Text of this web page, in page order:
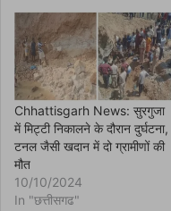
k
O
p
e
n
s
i
n
n
e
w
w
n
d
o
Chhattisgarh News: सुरगुजा
में मिट्टी निकालने के दौरान दुर्घटना,
टनल जैसी खदान में दो ग्रामीणों की
मौत
10/10/2024
In "छत्तीसगढ"